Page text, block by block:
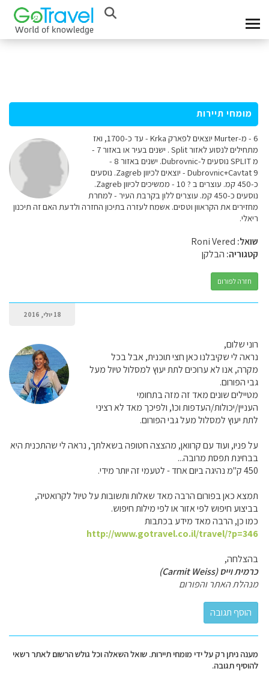
מומחי תיירות
6 - מ-Murter יוצאים לפארק Krka - עד כ-1700, ואז
מתחילים לנסוע לאזור Split . ישנים בעיר או באזור 7 -
מ SPLIT נוסעים ל-Dubrovnic. ישנים באזור 8 -
Dubrovnic+Cavtat 9 - יוצאים לכיוון Zagreb. נוסעים
כ-450 קמ. עוצרים ב ? 10 - ממשיכים לכיוון Zagreb.
נוסעים כ-450 קמ. עוצרים ללון בקרבת העיר - למחרת
מחזירים את הקראוון וטסים. אשמח לעזרה בתיכון החזרה ולדעת האם זה תיכנון
ריאלי.
שואל:
קטגוריה: הבלקן
חזרה לפורום
18 יולי, 2016
רוני שלום,
נראה לי שקיבלנו כאן חצי תוכנית, אבל בכל
מקרה, אנו לא ערוכים לתת יעוץ למסלול טיול מעל
גבי הפורום.
מטיילים שונים מאד זה מזה בתחומי
העניין/יכולות/העדפות וכו', ולפיכך מאד לא רציני
לתת יעוץ למסלול מעל גבי הפורום.
על פניו, ועוד עם קרוואן, מהצצה חטופה בשאלתך, נראה לי שהתכנית היא
בבחינת תפסת מרובה...
450 ק"מ נהיגה ביום אחד - לטעמי זה יותר מידי.
תמצא כאן בפורום הרבה מאד שאלות ותשובות על טיול לקרואטיה,
בביצוע חיפוש לפי אזור או לפי מילות חיפוש.
כמו כן, הרבה מאד מידע בכתבות
http://www.gotravel.co.il/travel/?p=346
בהצלחה,
כרמית וייס (Carmit Weiss)
מנהלת האתר והפורום
מענה ניתן רק על ידי מומחי תיירות. שואל השאלה וכל גולש הרשום לאתר רשאי
להוסיף תגובה.